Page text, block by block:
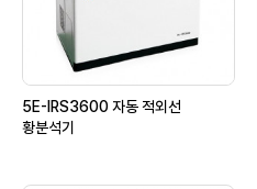
5E-IRS3600 자동 적외선
황분석기